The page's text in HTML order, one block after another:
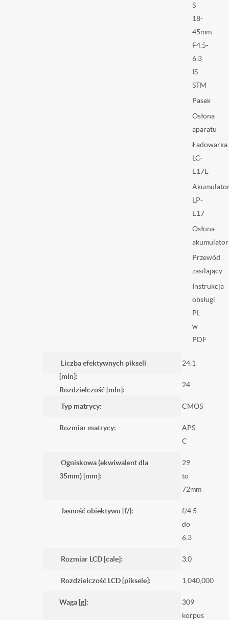
S
18-
45mm
F4.5-
6.3
IS
STM
Pasek
Osłona
aparatu
Ładowarka
LC-
E17E
LP-
E17
Osłona
Przewód
zasilający
Instrukcja
obsługi
PL
w
PDF
Liczba efektywnych pikseli
[mln]:
24.1
Rozdzielczość [mln]:
24
Typ matrycy: CMOS
Rozmiar matrycy:
APS-
C
Ogniskowa (ekwiwalent dla
35mm) [mm]:
29
to
72mm
Jasność obiektywu [f/]:
f/4.5
do
6.3
Rozmiar LCD [cale]: 3.0
Rozdzielczość LCD [piksele]: 1,040,000
Waga [g]:
309
korpus